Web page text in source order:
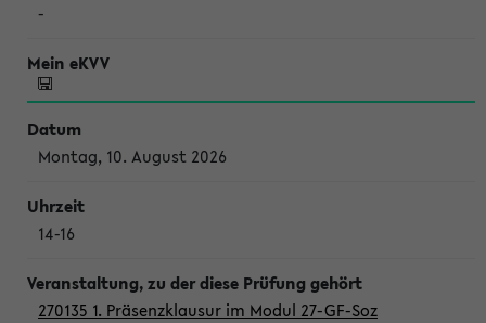
-
Montag, 10. August 2026
14-16
270135 1. Präsenzklausur im Modul 27-GF-Soz